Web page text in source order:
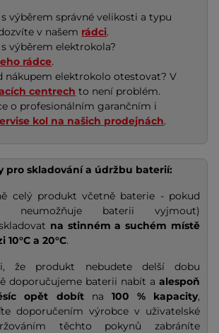
výběrem správné velikosti a typu
v našem rádci.
výběrem elektrokola?
rádce.
nákupem elektrokolo otestovat? V
centrech to není problém.
o profesionálním garančním i
kol na našich prodejnách.
pro skladování a údržbu baterií:
celý produkt včetně baterie - pokud
neumožňuje baterii vyjmout)
na stinném a suchém místě
10°C a 20°C.
li, že produkt nebudete delší dobu
doporučujeme baterii nabít a alespoň
opět dobítna 100 % kapacity,
doporučením výrobce v uživatelské
těchto pokynů zabráníte